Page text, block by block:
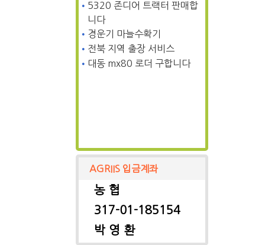
• 5320 존디어 트랙터 판매합
니다
• 경운기 마늘수확기
• 전북 지역 출장 서비스
• 대동 mx80 로더 구합니다
AGRIIS 입금계좌
농 협
317-01-185154
박 영 환